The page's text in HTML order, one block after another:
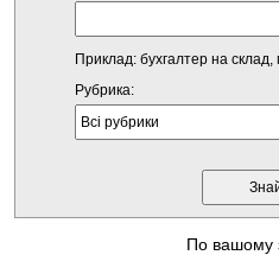
Приклад: бухгалтер на склад,
Рубрика:
По вашому